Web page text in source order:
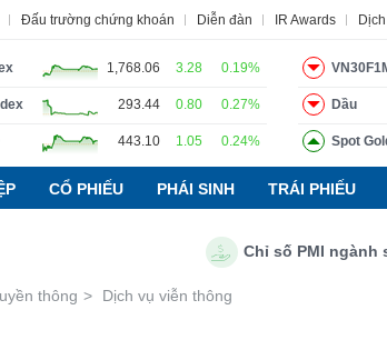
Đấu trường chứng khoán Diễn đàn IR Awards
1,768.06 3.28 0.19%
293.44 0.80 0.27%
443.10 1.05 0.24%
Dầu
Spot
CỔ PHIẾU PHÁI SINH TRÁI PHIẾU
Chỉ số PMI ngành sản
thông
Dịch vụ viễn thông
Lãnh đạo Báo cáo phân tích